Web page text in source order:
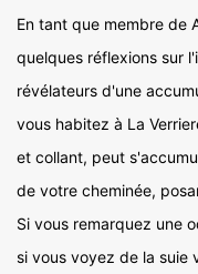
En tant que membre de
quelques réflexions sur
révélateurs d'une
vous habitez à La
et collant, peut
de votre cheminée,
Si vous remarquez une
si vous voyez de la suie